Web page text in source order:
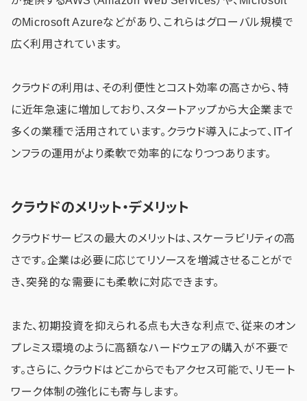
のMicrosoft Azureなどがあり、これらはグローバル規模で
広く利用されています。
クラウドの利用は、その利便性とコスト効率の高さから、特
に近年急速に増加しており、スタートアップから大企業まで
多くの業種で活用されています。クラウド導入によって、ITイ
ンフラの運用がより柔軟で効率的になりつつあります。
クラウドのメリット・デメリット
クラウドサービスの最大のメリットは、スケーラビリティの高
さです。企業は必要に応じてリソースを増減させることがで
き、突発的な需要にも柔軟に対応できます。
また、初期投資を抑えられる点も大きな利点で、従来のオン
プレミス環境のように高額なハードウェアの購入が不要で
す。さらに、クラウドはどこからでもアクセス可能で、リモート
ワーク体制の強化にも寄与します。